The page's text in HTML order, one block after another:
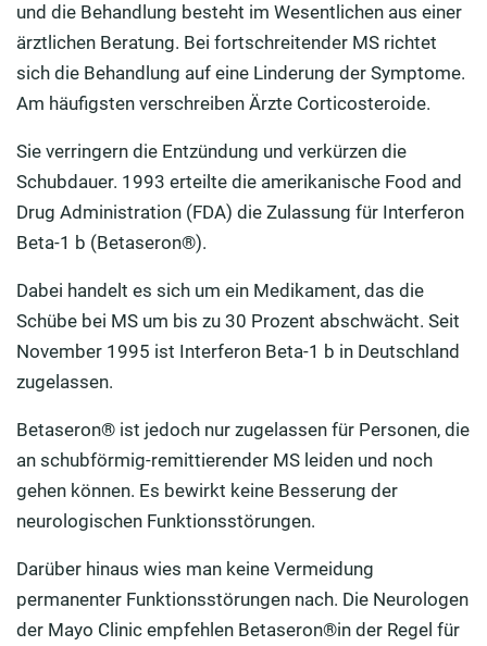
und die Behandlung besteht im Wesentlichen aus einer
ärztlichen Beratung. Bei fortschreitender MS richtet
sich die Behandlung auf eine Linderung der Symptome.
Am häufigsten verschreiben Ärzte Corticosteroide.
Sie verringern die Entzündung und verkürzen die
Schubdauer. 1993 erteilte die amerikanische Food and
Drug Administration (FDA) die Zulassung für Interferon
Beta-1 b (Betaseron®).
Dabei handelt es sich um ein Medikament, das die
Schübe bei MS um bis zu 30 Prozent abschwächt. Seit
November 1995 ist Interferon Beta-1 b in Deutschland
zugelassen.
Betaseron® ist jedoch nur zugelassen für Personen, die
an schubförmig-remittierender MS leiden und noch
gehen können. Es bewirkt keine Besserung der
neurologischen Funktionsstörungen.
Darüber hinaus wies man keine Vermeidung
permanenter Funktionsstörungen nach. Die Neurologen
der Mayo Clinic empfehlen Betaseron®in der Regel für